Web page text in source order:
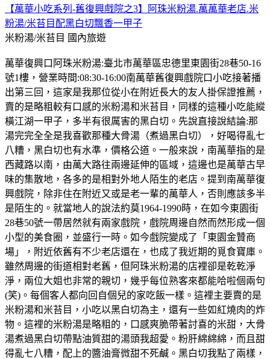
【萬華小吃系列-舊復興戲院之3】阿珠米粉湯.萬萬華老店.米
粉湯/米苔目配黑白切飄香一甲子
米粉湯/米苔目 國內旅遊
萬華復興口阿珠米粉湯:臺北市萬華區忠德里東園街28巷50-16
號1樓，營業時間:08:30-16:00南萬華舊復興戲院口小吃接著播
出第三回，這家是我那位從小在附近長大的友人掛保證推薦，
賣的是略粗較有口感的米粉湯和米苔目，同樣的這種小吃能縱
橫江湖一甲子，多半有很厲害的黑白切。先說直接說結論:那
湯完完全全是我喜歡那種大骨湯（煮過黑白切），好喝得亂七
八糟，黑白切也有水準，價格公道。一般來說，南萬華指的是
西藏路以南，由萬大路往兩邊延伸的區域，這邊也是萬華古早
味的集散地，各多的是相對外地人陌生的老店。提到南萬華復
興戲院，除非住在附近又或是老一輩的萬華人，否則應該多半
是陌生的。就當地人的說法約莫1964-1990時，在如今東園街
28巷50號一帶居然就有兩家戲院，戲院周邊自然而然形成一個
小型的美食圈，並盛行一時。如今戲院變成了「東園金贊商
場」，附近依舊有不少老店還在，也成了我近期的覓食寶庫。
雖然周邊的街道相對老舊，但阿珠米粉湯的店裡卻是乾乾淨
淨，兩位大姐也非常的親切，幾乎每位熟客來都能哈啦個兩句
(笑)。每個客人都向回自個兒的家吃飯一樣。這裡主要賣的是
米粉湯和米苔目，小吃以黑白切為主，還有一些如紅燒肉的炸
物。這裡的米粉湯是略粗的，口感爽脆帶著討喜的米甜，大骨
湯煮過黑白切帶點油質甜的湯頭我超愛。粉肝綿綿綿，而且甜
得亂七八糟，配上的醬油膏微甜不死鹹。黑白切我點了兩樣，